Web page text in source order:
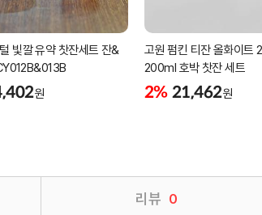
빛깔 유약 찻잔세트 잔&
원
고원 펌킨 티잔 올화이트
200ml 호박 찻잔 세트
2% 21,462원
리뷰 0